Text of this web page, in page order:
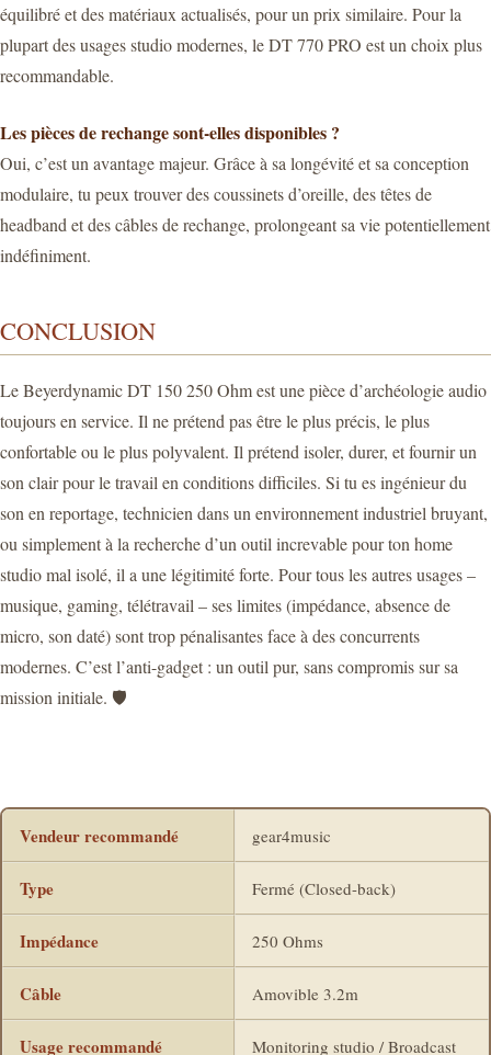
équilibré et des matériaux actualisés, pour un prix similaire. Pour la
plupart des usages studio modernes, le DT 770 PRO est un choix plus
recommandable.
Les pièces de rechange sont-elles disponibles ?
Oui, c’est un avantage majeur. Grâce à sa longévité et sa conception
modulaire, tu peux trouver des coussinets d’oreille, des têtes de
headband et des câbles de rechange, prolongeant sa vie potentiellement
indéfiniment.
CONCLUSION
Le Beyerdynamic DT 150 250 Ohm est une pièce d’archéologie audio
toujours en service. Il ne prétend pas être le plus précis, le plus
confortable ou le plus polyvalent. Il prétend isoler, durer, et fournir un
son clair pour le travail en conditions difficiles. Si tu es ingénieur du
son en reportage, technicien dans un environnement industriel bruyant,
ou simplement à la recherche d’un outil increvable pour ton home
studio mal isolé, il a une légitimité forte. Pour tous les autres usages –
musique, gaming, télétravail – ses limites (impédance, absence de
micro, son daté) sont trop pénalisantes face à des concurrents
modernes. C’est l’anti-gadget : un outil pur, sans compromis sur sa
mission initiale. 🛡️
Vendeur recommandé gear4music
Type Fermé (Closed-back)
Impédance 250 Ohms
Câble Amovible 3.2m
Usage recommandé Monitoring studio / Broadcast